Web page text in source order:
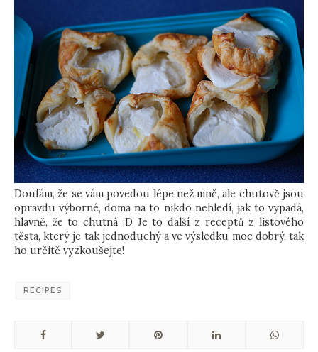
Doufám, že se vám povedou lépe než mně, ale chutově jsou
opravdu výborné, doma na to nikdo nehledí, jak to vypadá,
hlavně, že to chutná :D Je to další z receptů z listového
těsta, který je tak jednoduchý a ve výsledku moc dobrý, tak
ho určitě vyzkoušejte!
RECIPES